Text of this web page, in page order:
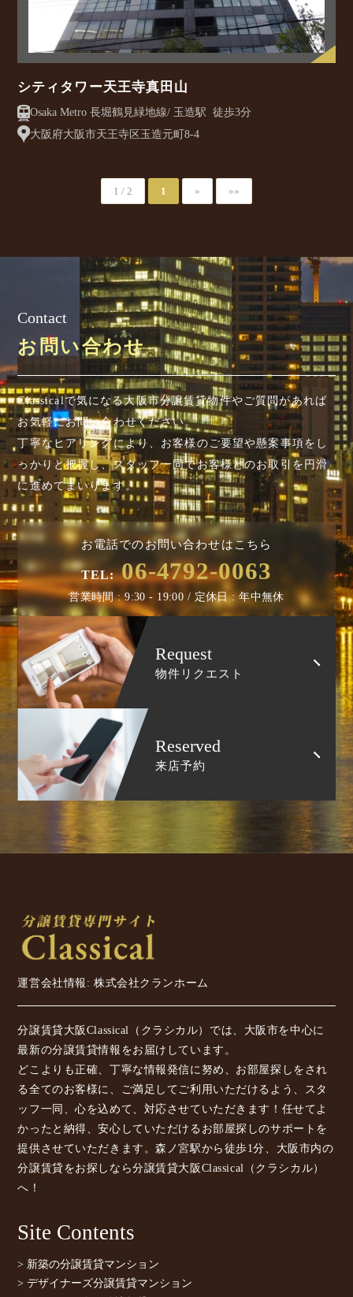
シティタワー天王寺真田山
Osaka Metro 長堀鶴見緑地線/ 玉造駅 徒歩3分
大阪府大阪市天王寺区玉造元町8-4
1 / 2 1 » »»
Contact
お問い合わせ
Classicalで気になる大阪市分譲賃貸物件やご質問があれば
お気軽にお問い合わせください。
丁寧なヒアリングにより、お客様のご要望や懸案事項を し
っかりと把握し、スタッフ一同でお客様とのお取引を円滑
に進めてまいります。
お電話でのお問い合わせはこちら
TEL: 06-4792-0063
営業時間 : 9:30 - 19:00 / 定休日 : 年中無休
Request
物件リクエスト
Reserved
来店予約
運営会社情報: 株式会社クランホーム
分譲賃貸大阪Classical（クラシカル）では、大阪市を中心に
最新の分譲賃貸情報をお届けしています。
どこよりも正確、丁寧な情報発信に努め、お部屋探しをされ
る全てのお客様に、ご満足してご利用いただけるよう、スタ
ッフ一同、心を込めて、対応させていただきます！任せてよ
かったと納得、安心していただけるお部屋探しのサポートを
提供させていただきます。森ノ宮駅から徒歩1分、大阪市内の
分譲賃貸をお探しなら分譲賃貸大阪Classical（クラシカル）
へ！
Site Contents
> 新築の分譲賃貸マンション
> デザイナーズ分譲賃貸マンション